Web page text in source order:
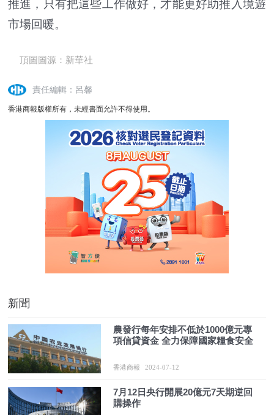
推進，只有把這些工作做好，才能更好助推入境遊
市場回暖。
頂圖圖源：新華社
責任編輯：呂馨
香港商報版權所有，未經書面允許不得使用。
新聞
農發行每年安排不低於1000億元專
項信貸資金 全力保障國家糧食安全
香港商報 2024-07-12
7月12日央行開展20億元7天期逆回
購操作